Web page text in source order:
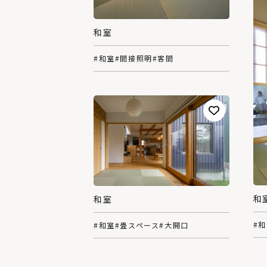
和室
#和室#間接照明#客間
和
#
和室
#和室#畳スペース#大開口